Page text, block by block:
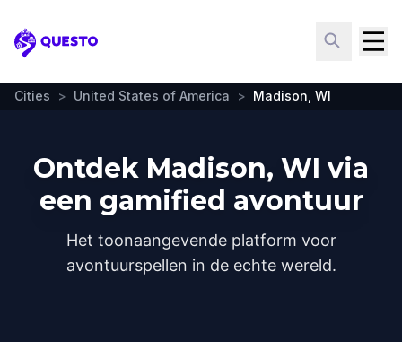
Questo
Cities > United States of America > Madison, WI
Ontdek Madison, WI via
een gamified avontuur
Het toonaangevende platform voor
avontuurspellen in de echte wereld.